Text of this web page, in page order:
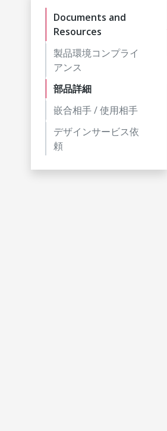
Documents and
Resources
製品環境コンプライ
アンス
部品詳細
嵌合相手 / 使用相手
デザインサービス依
頼